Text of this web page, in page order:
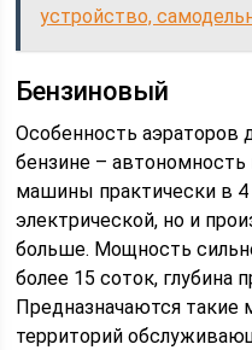
устройство,
Бензиновый
Особенность аэраторов
бензине –
машины практически в
электрической, но и
больше. Мощность
более 15 соток, глубина
Предназначаются такие
территорий